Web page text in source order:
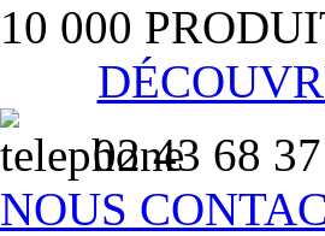
10 000
02 43 68
NOUS